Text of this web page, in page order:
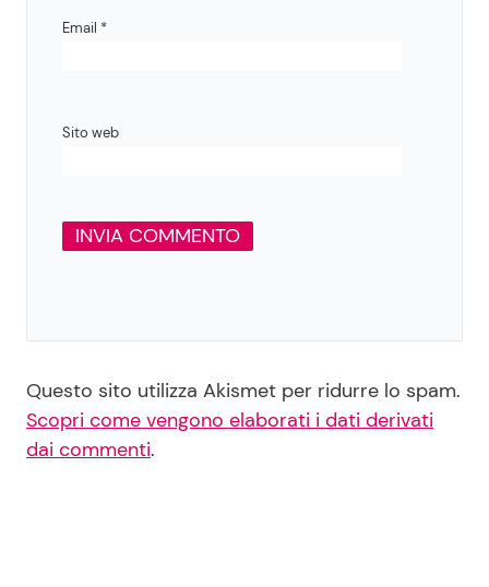
Email *
Sito web
Questo sito utilizza Akismet per ridurre lo spam.
Scopri come vengono elaborati i dati derivati
dai commenti.